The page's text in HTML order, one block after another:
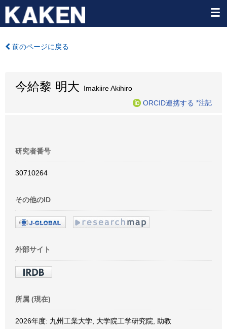
前のページに戻る
今給黎 明大 Imakiire Akihiro
ORCID連携する *注記
研究者番号
30710264
その他のID
外部サイト
所属 (現在)
2026年度: 九州工業大学, 大学院工学研究院, 助教